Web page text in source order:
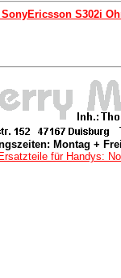
S302i
Montag +
für Handys: